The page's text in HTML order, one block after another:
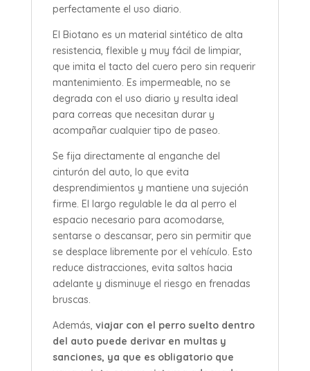
perfectamente el uso diario.
El Biotano es un material sintético de alta
resistencia, flexible y muy fácil de limpiar,
que imita el tacto del cuero pero sin requerir
mantenimiento. Es impermeable, no se
degrada con el uso diario y resulta ideal
para correas que necesitan durar y
acompañar cualquier tipo de paseo.
Se fija directamente al enganche del
cinturón del auto, lo que evita
desprendimientos y mantiene una sujeción
firme. El largo regulable le da al perro el
espacio necesario para acomodarse,
sentarse o descansar, pero sin permitir que
se desplace libremente por el vehículo. Esto
reduce distracciones, evita saltos hacia
adelante y disminuye el riesgo en frenadas
bruscas.
Además, viajar con el perro suelto dentro
del auto puede derivar en multas y
sanciones, ya que es obligatorio que